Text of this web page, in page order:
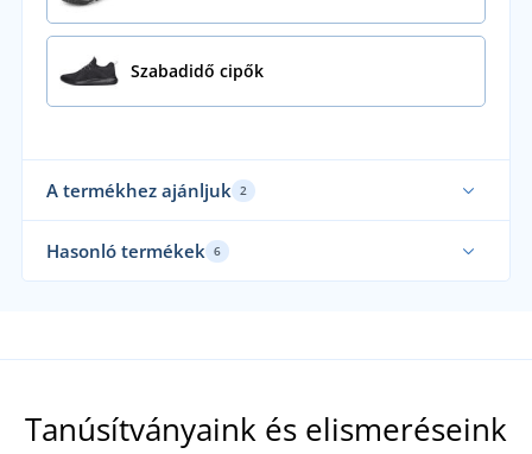
Szabadidő cipők
A termékhez ajánljuk 2
Hasonló termékek 6
Tanúsítványaink és elismeréseink